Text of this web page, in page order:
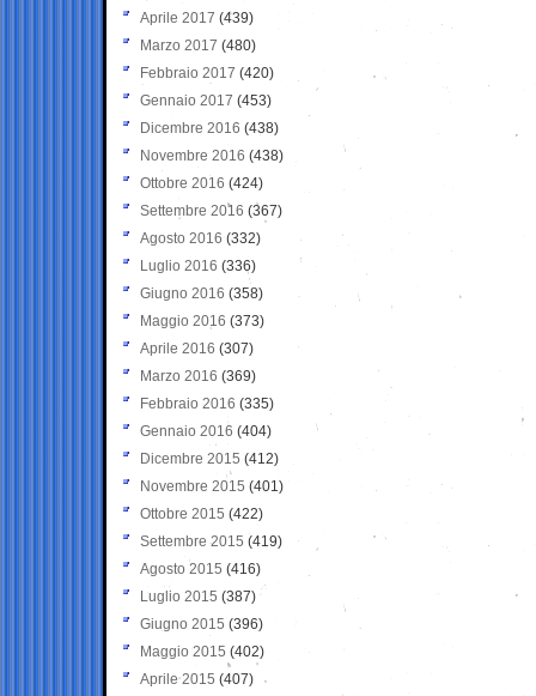
Aprile 2017 (439)
Marzo 2017 (480)
Febbraio 2017 (420)
Gennaio 2017 (453)
Dicembre 2016 (438)
Novembre 2016 (438)
Ottobre 2016 (424)
Settembre 2016 (367)
Agosto 2016 (332)
Luglio 2016 (336)
Giugno 2016 (358)
Maggio 2016 (373)
Aprile 2016 (307)
Marzo 2016 (369)
Febbraio 2016 (335)
Gennaio 2016 (404)
Dicembre 2015 (412)
Novembre 2015 (401)
Ottobre 2015 (422)
Settembre 2015 (419)
Agosto 2015 (416)
Luglio 2015 (387)
Giugno 2015 (396)
Maggio 2015 (402)
Aprile 2015 (407)